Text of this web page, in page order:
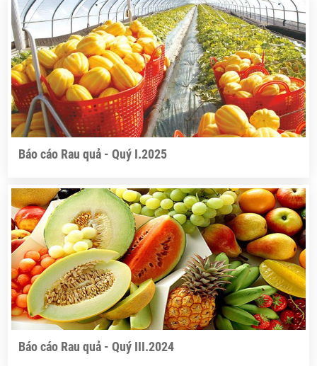
Báo cáo Rau quả - Quý I.2025
Báo cáo Rau quả - Quý III.2024